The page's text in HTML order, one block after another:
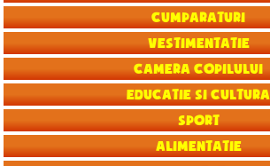
Cumparaturi
Vestimentatie
Camera copilului
Educatie si Cultura
Sport
Alimentatie